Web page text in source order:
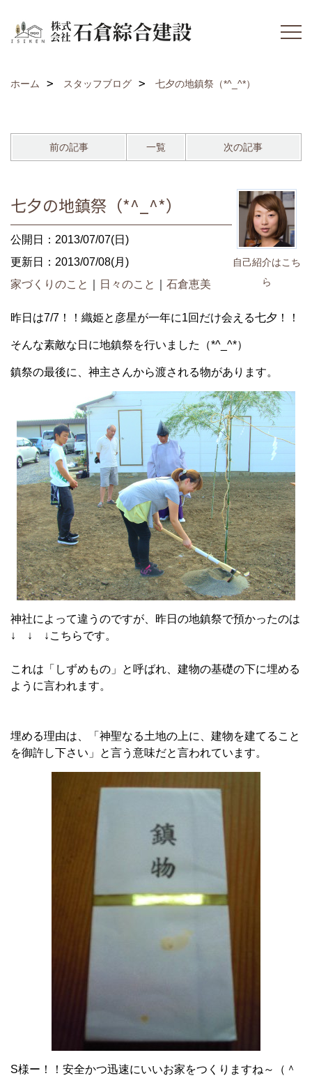
ホーム スタッフブログ 七夕の地鎮祭（*^_^*）
前の記事 一覧 次の記事
自己紹介はこち
ら
七夕の地鎮祭（*^_^*）
公開日：2013/07/07(日)
更新日：2013/07/08(月)
家づくりのこと
日々のこと 石倉恵美
昨日は7/7！！織姫と彦星が一年に1回だけ会える七夕！！
そんな素敵な日に地鎮祭を行いました（*^_^*）
鎮祭の最後に、神主さんから渡される物があります。
神社によって違うのですが、昨日の地鎮祭で預かったのは
↓ ↓ ↓こちらです。
これは「しずめもの」と呼ばれ、建物の基礎の下に埋める
ように言われます。
埋める理由は、「神聖なる土地の上に、建物を建てること
を御許し下さい」と言う意味だと言われています。
S様ー！！安全かつ迅速にいいお家をつくりますね～（＾